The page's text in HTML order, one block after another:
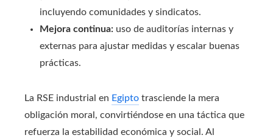
incluyendo comunidades y sindicatos.
Mejora continua: uso de auditorías internas y
externas para ajustar medidas y escalar buenas
prácticas.
La RSE industrial en Egipto trasciende la mera
obligación moral, convirtiéndose en una táctica que
refuerza la estabilidad económica y social. Al